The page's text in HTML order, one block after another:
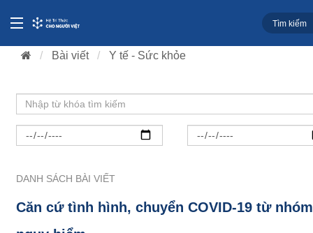
Bài viết Y tế - Sức khỏe
DANH SÁCH BÀI VIẾT
Căn cứ tình hình, chuyển COVID-19 từ